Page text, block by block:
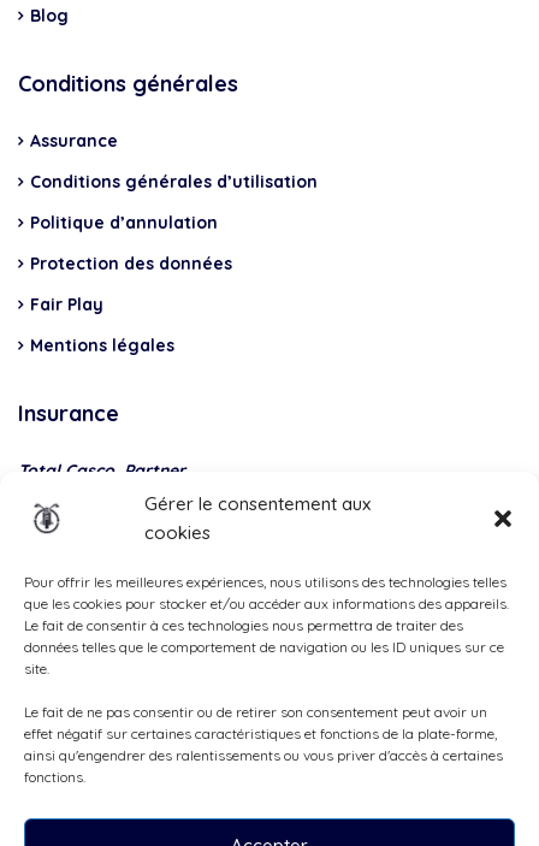
Gérer le consentement aux
cookies
Pour offrir les meilleures expériences, nous utilisons des technologies telles
que les cookies pour stocker et/ou accéder aux informations des appareils.
Le fait de consentir à ces technologies nous permettra de traiter des
données telles que le comportement de navigation ou les ID uniques sur ce
site.
Le fait de ne pas consentir ou de retirer son consentement peut avoir un
effet négatif sur certaines caractéristiques et fonctions de la plate-forme,
ainsi qu'engendrer des ralentissements ou vous priver d'accès à certaines
fonctions.
Blog
Conditions générales
Assurance
Conditions générales d’utilisation
Politique d’annulation
Protection des données
Fair Play
Mentions légales
Insurance
Total Casco, Partner
payment